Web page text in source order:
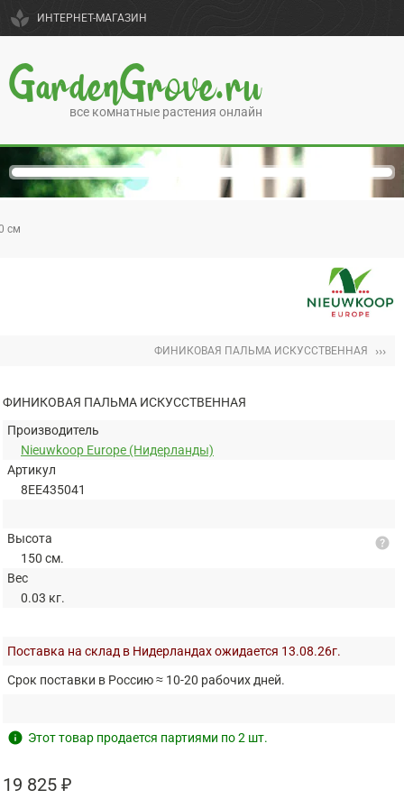
spa ИНТЕРНЕТ-МАГАЗИН
GardenGrove.ru
все комнатные растения онлайн
см
ФИНИКОВАЯ ПАЛЬМА ИСКУССТВЕННАЯ ›››
ФИНИКОВАЯ ПАЛЬМА ИСКУССТВЕННАЯ
Производитель
Nieuwkoop Europe (Нидерланды)
Артикул
8EE435041
Высота
150 см.
Вес
0.03 кг.
help
Поставка на склад в Нидерландах ожидается 13.08.26г.
Срок поставки в Россию ≈ 10-20 рабочих дней.
info Этот товар продается партиями по 2 шт.
19 825 ₽